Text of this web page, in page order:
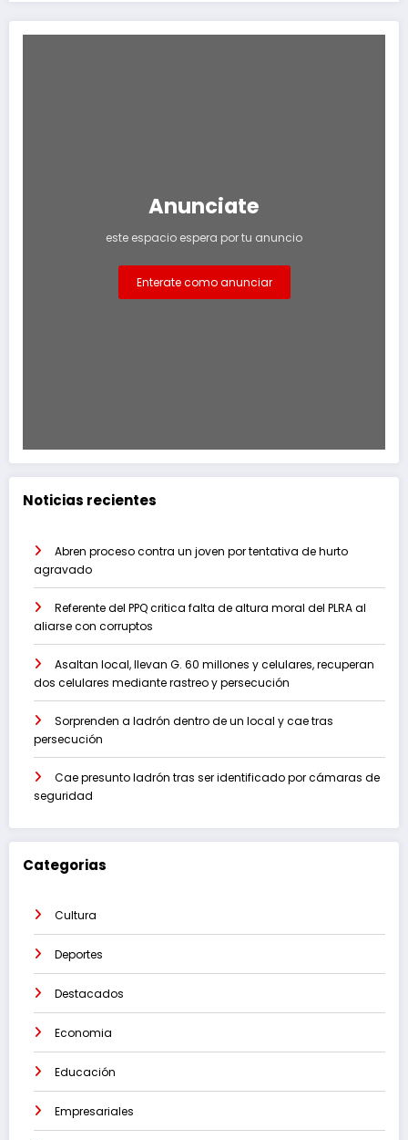
Anunciate
este espacio espera por tu anuncio
Enterate como anunciar
Noticias recientes
Abren proceso contra un joven por tentativa de hurto
agravado
Referente del PPQ critica falta de altura moral del PLRA al
aliarse con corruptos
Asaltan local, llevan G. 60 millones y celulares, recuperan
dos celulares mediante rastreo y persecución
Sorprenden a ladrón dentro de un local y cae tras
persecución
Cae presunto ladrón tras ser identificado por cámaras de
seguridad
Categorias
Cultura
Deportes
Destacados
Economia
Educación
Empresariales